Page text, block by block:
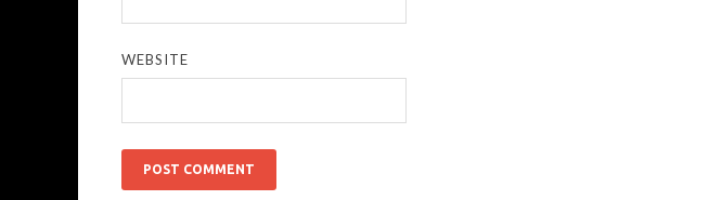
WEBSITE